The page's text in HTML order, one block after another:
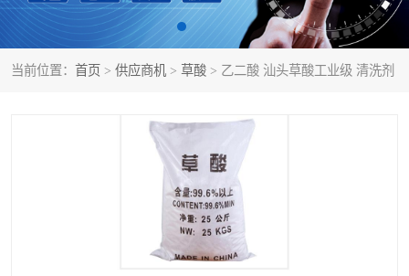
当前位置： 首页 > 供应商机 > 草酸 > 乙二酸 汕头草酸工业级 清洗剂
草酸 醋酸钠
聚合氯化铝 焦磷酸二氢二钠
磷酸三钠
一水葡萄糖
一水柠檬酸
葡萄糖酸钠